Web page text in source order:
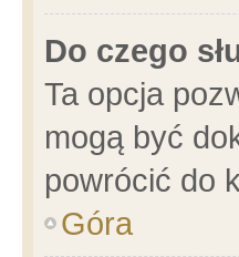
Do czego
Ta opcja
mogą być
powrócić do
Góra